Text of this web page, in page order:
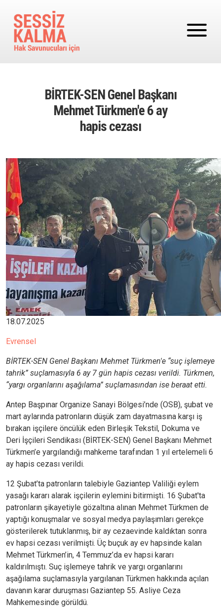
BİRTEK-SEN Genel Başkanı
Mehmet Türkmen'e 6 ay
hapis cezası
Image
18.07.2025
Evrensel
BİRTEK-SEN Genel Başkanı Mehmet Türkmen'e “suç işlemeye
tahrik” suçlamasıyla 6 ay 7 gün hapis cezası verildi. Türkmen,
“yargı organlarını aşağılama” suçlamasından ise beraat etti.
Antep Başpınar Organize Sanayi Bölgesi’nde (OSB), şubat ve
mart aylarında patronların düşük zam dayatmasına karşı iş
bırakan işçilere öncülük eden Birleşik Tekstil, Dokuma ve
Deri İşçileri Sendikası (BİRTEK-SEN) Genel Başkanı Mehmet
Türkmen’e yargılandığı mahkeme tarafından 1 yıl ertelemeli 6
ay hapis cezası verildi.
12 Şubat’ta patronların talebiyle Gaziantep Valiliği eylem
yasağı kararı alarak işçilerin eylemini bitirmişti. 16 Şubat'ta
patronların şikayetiyle gözaltına alınan Mehmet Türkmen de
yaptığı konuşmalar ve sosyal medya paylaşımları gerekçe
gösterilerek tutuklanmış, bir ay cezaevinde kaldıktan sonra
ev hapsi cezası verilmişti. Üç buçuk ay ev hapsinde kalan
Mehmet Türkmen’in, 4 Temmuz’da ev hapsi kararı
kaldırılmıştı. Suç işlemeye tahrik ve yargı organlarını
aşağılama suçlamasıyla yargılanan Türkmen hakkında açılan
davanın karar duruşması Gaziantep 55. Asliye Ceza
Mahkemesinde görüldü.